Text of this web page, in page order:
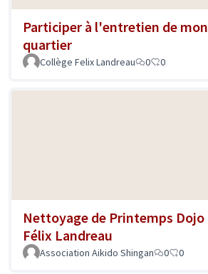
Participer à l'entretien de mon
quartier
Collège Felix Landreau 0 0
Nettoyage de Printemps Dojo
Félix Landreau
Association Aikido Shingan
0 0